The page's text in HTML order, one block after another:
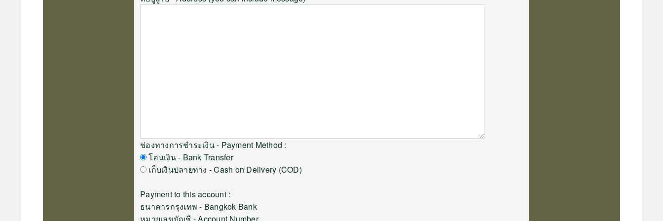
ช่องทางการชำระเงิน - Payment Method :
โอนเงิน - Bank Transfer
เก็บเงินปลายทาง - Cash on Delivery (COD)
Payment to this account :
ธนาคารกรุงเทพ - Bangkok Bank